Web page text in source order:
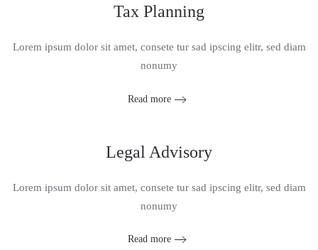
Tax Planning
Lorem ipsum dolor sit amet, consete tur sad ipscing elitr, sed diam
nonumy
Read more
Legal Advisory
Lorem ipsum dolor sit amet, consete tur sad ipscing elitr, sed diam
nonumy
Read more